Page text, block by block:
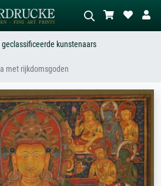
weide, abstract met veel rood, donker
olieverfschilderij, staand naakt naast
een boom.
geclassificeerde kunstenaars
met rijkdomsgoden